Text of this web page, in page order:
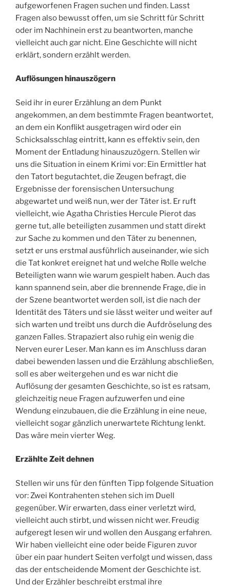
aufgeworfenen Fragen suchen und finden. Lasst
Fragen also bewusst offen, um sie Schritt für Schritt
oder im Nachhinein erst zu beantworten, manche
vielleicht auch gar nicht. Eine Geschichte will nicht
erklärt, sondern erzählt werden.
Auflösungen hinauszögern
Seid ihr in eurer Erzählung an dem Punkt
angekommen, an dem bestimmte Fragen beantwortet,
an dem ein Konflikt ausgetragen wird oder ein
Schicksalsschlag eintritt, kann es effektiv sein, den
Moment der Entladung hinauszuzögern. Stellen wir
uns die Situation in einem Krimi vor: Ein Ermittler hat
den Tatort begutachtet, die Zeugen befragt, die
Ergebnisse der forensischen Untersuchung
abgewartet und weiß nun, wer der Täter ist. Er ruft
vielleicht, wie Agatha Christies Hercule Pierot das
gerne tut, alle beteiligten zusammen und statt direkt
zur Sache zu kommen und den Täter zu benennen,
setzt er uns erstmal ausführlich auseinander, wie sich
die Tat konkret ereignet hat und welche Rolle welche
Beteiligten wann wie warum gespielt haben. Auch das
kann spannend sein, aber die brennende Frage, die in
der Szene beantwortet werden soll, ist die nach der
Identität des Täters und sie lässt weiter und weiter auf
sich warten und treibt uns durch die Aufdröselung des
ganzen Falles. Strapaziert also ruhig ein wenig die
Nerven eurer Leser. Man kann es im Anschluss daran
dabei bewenden lassen und die Erzählung abschließen,
soll es aber weitergehen und es war nicht die
Auflösung der gesamten Geschichte, so ist es ratsam,
gleichzeitig neue Fragen aufzuwerfen und eine
Wendung einzubauen, die die Erzählung in eine neue,
vielleicht sogar gänzlich unerwartete Richtung lenkt.
Das wäre mein vierter Weg.
Erzählte Zeit dehnen
Stellen wir uns für den fünften Tipp folgende Situation
vor: Zwei Kontrahenten stehen sich im Duell
gegenüber. Wir erwarten, dass einer verletzt wird,
vielleicht auch stirbt, und wissen nicht wer. Freudig
aufgeregt lesen wir und wollen den Ausgang erfahren.
Wir haben vielleicht eine oder beide Figuren zuvor
über ein paar hundert Seiten verfolgt und wissen, dass
das der entscheidende Moment der Geschichte ist.
Und der Erzähler beschreibt erstmal ihre